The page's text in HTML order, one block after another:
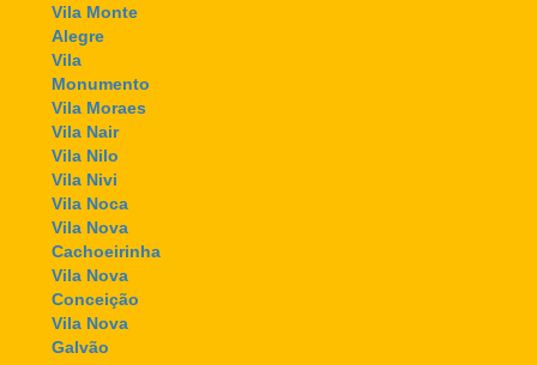
Vila Monte
Alegre
Vila
Monumento
Vila Moraes
Vila Nair
Vila Nilo
Vila Nivi
Vila Noca
Vila Nova
Cachoeirinha
Vila Nova
Conceição
Vila Nova
Galvão